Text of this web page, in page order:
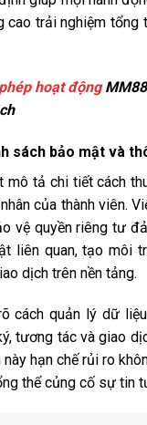
cao trải nghiệm tổng
hoạt động
sách bảo mật và
mô tả chi tiết cách
của thành viên.
vệ quyền riêng tư
liên quan, tạo môi
dịch trên nền tảng.
cách quản lý dữ
tương tác và giao
hạn chế rủi ro
thể củng cố sự tin